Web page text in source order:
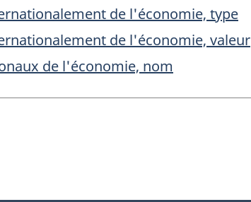
de l'économie, type
de l'économie, valeur
de l'économie, nom